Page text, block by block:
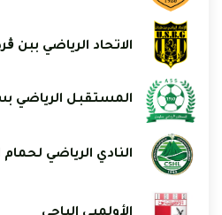
الاتحاد الرياضي ببن
المستقبل الرياضي
النادي الرياضي لحمام